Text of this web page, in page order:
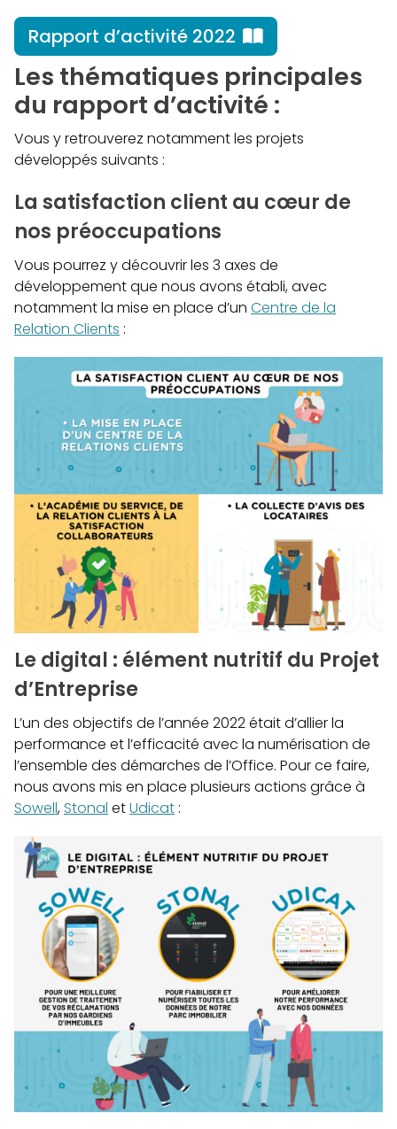
Rapport d’activité 2022
Les thématiques principales
du rapport d’activité :
Vous y retrouverez notamment les projets
développés suivants :
La satisfaction client au cœur de
nos préoccupations
Vous pourrez y découvrir les 3 axes de
développement que nous avons établi, avec
notamment la mise en place d’un Centre de la
Relation Clients :
Le digital : élément nutritif du Projet
d’Entreprise
L’un des objectifs de l’année 2022 était d’allier la
performance et l’efficacité avec la numérisation de
l’ensemble des démarches de l’Office. Pour ce faire,
nous avons mis en place plusieurs actions grâce à
Sowell, Stonal etUdicat :